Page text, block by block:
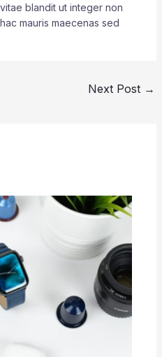
blandit ut integer non
mauris maecenas sed
Next Post →